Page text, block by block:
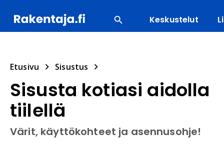
Keskustelut
Etusivu Sisustus
Sisusta kotiasi aidolla
tiilellä
Värit, käyttökohteet ja asennusohje!